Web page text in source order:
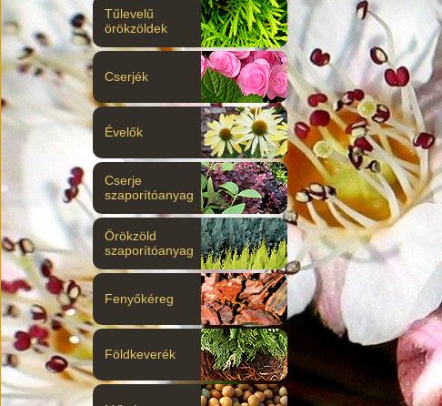
Tűlevelű
örökzöldek
Cserjék
Évelők
Cserje
szaporítóanyag
Örökzöld
szaporítóanyag
Fenyőkéreg
Földkeverék